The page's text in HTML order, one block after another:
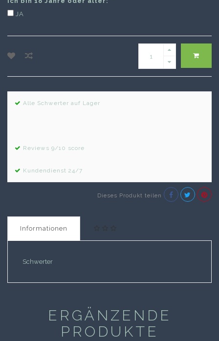
JA
Alle Schwerter auf Lager
Reviews 9/10 score
Kundendienst 24/7
Dieses Produkt teilen
Informationen
Schwerter
ERGÄNZENDE
PRODUKTE